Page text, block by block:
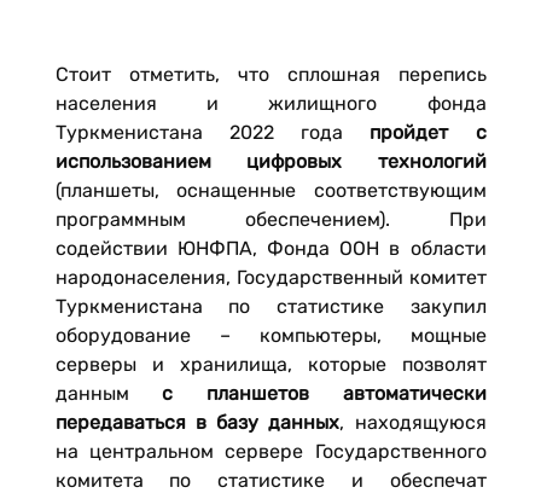
Стоит отметить, что сплошная перепись
населения и жилищного фонда
Туркменистана 2022 года пройдет с
использованием цифровых технологий
(планшеты, оснащенные соответствующим
программным обеспечением). При
содействии ЮНФПА, Фонда ООН в области
народонаселения, Государственный комитет
Туркменистана по статистике закупил
оборудование – компьютеры, мощные
серверы и хранилища, которые позволят
данным с планшетов автоматически
передаваться в базу данных, находящуюся
на центральном сервере Государственного
комитета по статистике и обеспечат